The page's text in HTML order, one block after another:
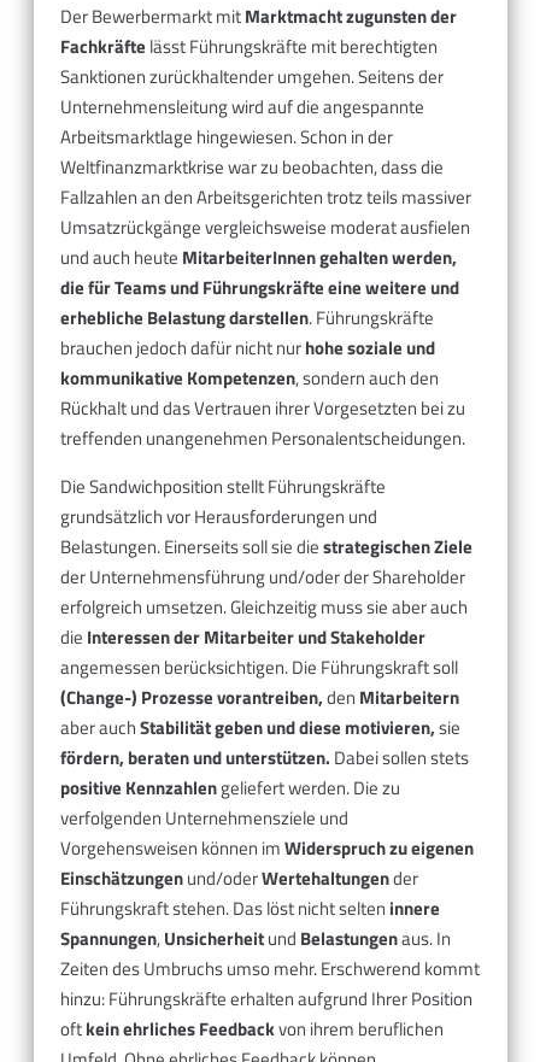
Der Bewerbermarkt mitMarktmacht zugunsten der
Fachkräfte lässt Führungskräfte mit berechtigten
Sanktionen zurückhaltender umgehen. Seitens der
Unternehmensleitung wird auf die angespannte
Arbeitsmarktlage hingewiesen. Schon in der
Weltfinanzmarktkrise war zu beobachten, dass die
Fallzahlen an den Arbeitsgerichten trotz teils massiver
Umsatzrückgänge vergleichsweise moderat ausfielen
und auch heute MitarbeiterInnen gehalten werden,
die für Teams und Führungskräfte eine weitere und
erhebliche Belastung darstellen. Führungskräfte
brauchen jedoch dafür nicht nurhohe soziale und
kommunikative Kompetenzen, sondern auch den
Rückhalt und das Vertrauen ihrer Vorgesetzten bei zu
treffenden unangenehmen Personalentscheidungen.
Die Sandwichposition stellt Führungskräfte
grundsätzlich vor Herausforderungen und
Belastungen. Einerseits soll sie diestrategischen Ziele
der Unternehmensführung und/oder der Shareholder
erfolgreich umsetzen. Gleichzeitig muss sie aber auch
die Interessen der Mitarbeiter und Stakeholder
angemessen berücksichtigen. Die Führungskraft soll
(Change-) Prozesse vorantreiben,den Mitarbeitern
aber auchStabilität geben und diese motivieren,sie
fördern, beraten und unterstützen. Dabei sollen stets
positive Kennzahlengeliefert werden. Die zu
verfolgenden Unternehmensziele und
Vorgehensweisen können imWiderspruch zu eigenen
Einschätzungenund/oderWertehaltungender
Führungskraft stehen. Das löst nicht selten innere
Spannungen,Unsicherheitund Belastungenaus. In
Zeiten des Umbruchs umso mehr. Erschwerend kommt
hinzu: Führungskräfte erhalten aufgrund Ihrer Position
oftkein ehrliches Feedbackvon ihrem beruflichen